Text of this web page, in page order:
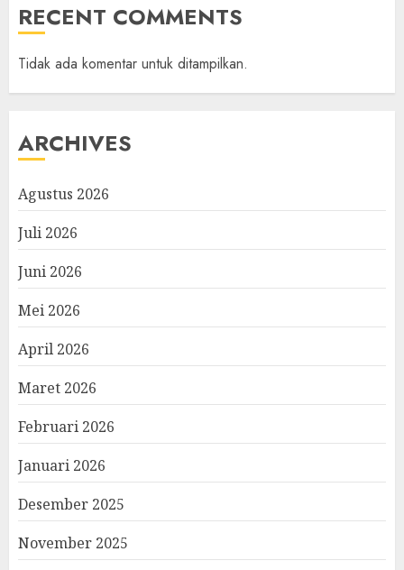
RECENT COMMENTS
Tidak ada komentar untuk ditampilkan.
ARCHIVES
Agustus 2026
Juli 2026
Juni 2026
Mei 2026
April 2026
Maret 2026
Februari 2026
Januari 2026
Desember 2025
November 2025